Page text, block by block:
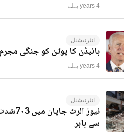
4 years پہلے
انٹرنیشنل
بائیڈن کا پوٹن کو جنگی
4 years پہلے
انٹرنیشنل
سے باہر